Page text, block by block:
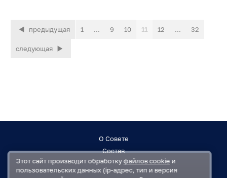
предыдущая 1 ... 9 10 11 12 ... 32
следующая
О Совете
Состав
Заседания
Контакты
Этот сайт производит обработкуфайлов cookie и
пользовательских данных (ip-адрес, тип и версия